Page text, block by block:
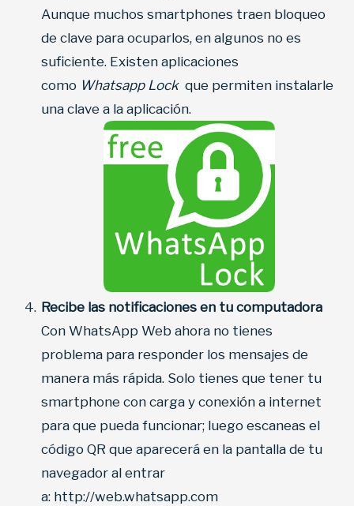
Aunque muchos smartphones traen bloqueo
de clave para ocuparlos, en algunos no es
suficiente. Existen aplicaciones
como Whatsapp Lock que permiten instalarle
una clave a la aplicación.
Recibe las notificaciones en tu computadora
Con WhatsApp Web ahora no tienes
problema para responder los mensajes de
manera más rápida. Solo tienes que tener tu
smartphone con carga y conexión a internet
para que pueda funcionar; luego escaneas el
código QR que aparecerá en la pantalla de tu
navegador al entrar
a: http://web.whatsapp.com